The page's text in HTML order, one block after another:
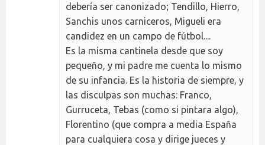
debería ser canonizado; Tendillo, Hierro,
Sanchis unos carniceros, Migueli era
candidez en un campo de fútbol....
Es la misma cantinela desde que soy
pequeño, y mi padre me cuenta lo mismo
de su infancia. Es la historia de siempre, y
las disculpas son muchas: Franco,
Gurruceta, Tebas (como si pintara algo),
Florentino (que compra a media España
para cualquiera cosa y dirige jueces y